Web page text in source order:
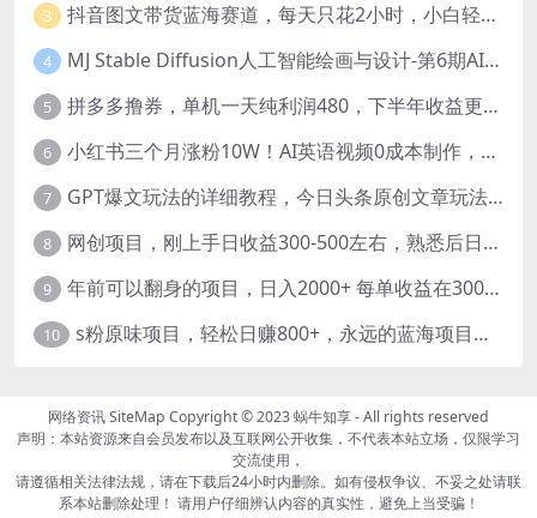
3 抖音图文带货蓝海赛道，每天只花2小时，小白轻松过万
4 MJ Stable Diffusion人工智能绘画与设计-第6期AIGC课程（35节）
5 拼多多撸券，单机一天纯利润480，下半年收益更高，不限设备，不限IP。
6 小红书三个月涨粉10W！AI英语视频0成本制作，每天轻松日入2000+
7 GPT爆文玩法的详细教程，今日头条原创文章玩法实操讲解，简单操作月入5000
8 网创项目，刚上手日收益300-500左右，熟悉后日收益1500-3000
9 年前可以翻身的项目，日入2000+ 每单收益在300-3000之间，利润空间非常的大
10 s粉原味项目，轻松日赚800+，永远的蓝海项目，无脑操作也能直接出单 人...
网络资讯SiteMap Copyright © 2023蜗牛知享- All rights reserved
声明：本站资源来自会员发布以及互联网公开收集，不代表本站立场，仅限学习
交流使用，
请遵循相关法律法规，请在下载后24小时内删除。如有侵权争议、不妥之处请联
系本站删除处理！ 请用户仔细辨认内容的真实性，避免上当受骗！